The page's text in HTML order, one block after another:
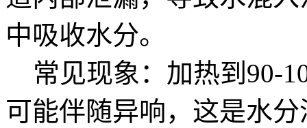
中吸收水分。
常见现象：加热到90-
可能伴随异响，这是水